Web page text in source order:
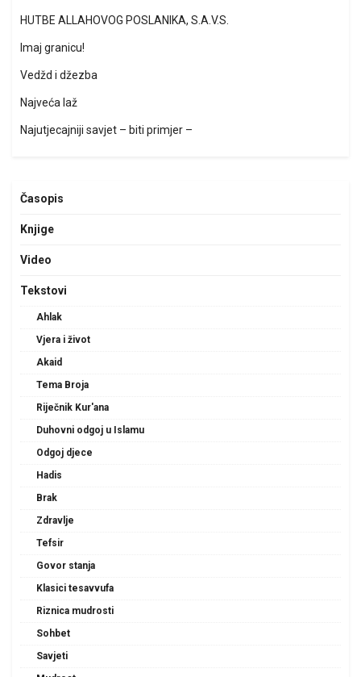
HUTBE ALLAHOVOG POSLANIKA, S.A.V.S.
Imaj granicu!
Vedžd i džezba
Najveća laž
Najutjecajniji savjet – biti primjer –
Časopis
Knjige
Video
Tekstovi
Ahlak
Vjera i život
Akaid
Tema Broja
Riječnik Kur'ana
Duhovni odgoj u Islamu
Odgoj djece
Hadis
Brak
Zdravlje
Tefsir
Govor stanja
Klasici tesavvufa
Riznica mudrosti
Sohbet
Savjeti